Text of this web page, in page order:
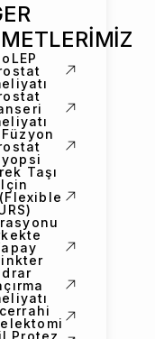
Füzyon
Taşı
Için